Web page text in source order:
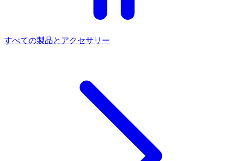
すべての製品とアクセサリー